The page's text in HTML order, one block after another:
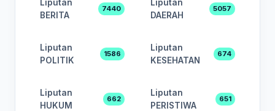
Liputan
BERITA
7440
Liputan
DAERAH
5057
Liputan
POLITIK
1586
Liputan
KESEHATAN
674
Liputan
HUKUM
662
Liputan
PERISTIWA
651